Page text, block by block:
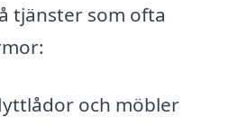
tjänster som ofta
och möbler